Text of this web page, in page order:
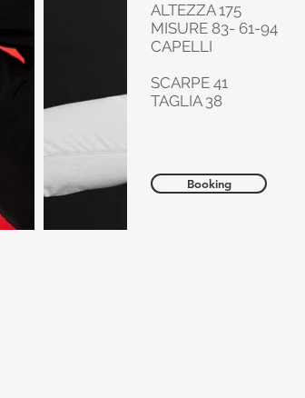
ALTEZZA 175
MISURE 83- 61-94
CAPELLI
SCARPE 41
TAGLIA 38
Booking